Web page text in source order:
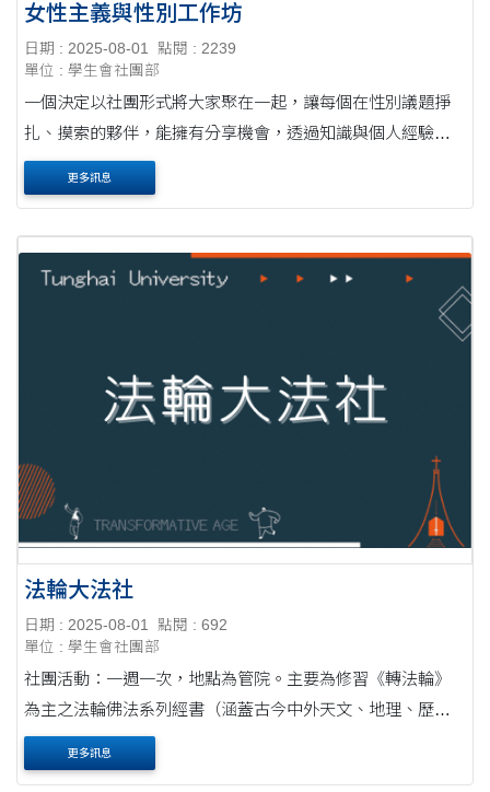
女性主義與性別工作坊
日期 : 2025-08-01
點閱 : 2239
單位 : 學生會社團部
一個決定以社團形式將大家聚在一起，讓每個在性別議題掙
扎、摸索的夥伴，能擁有分享機會，透過知識與個人經驗的
交流，相互扶持、重新理解自己的所在。
更多訊息
法輪大法社
日期 : 2025-08-01
點閱 : 692
單位 : 學生會社團部
社團活動：一週一次，地點為管院。主要為修習《轉法輪》
為主之法輪佛法系列經書（涵蓋古今中外天文、地理、歷
史、化學、天體物理、高能物理、哲學…..等）
更多訊息